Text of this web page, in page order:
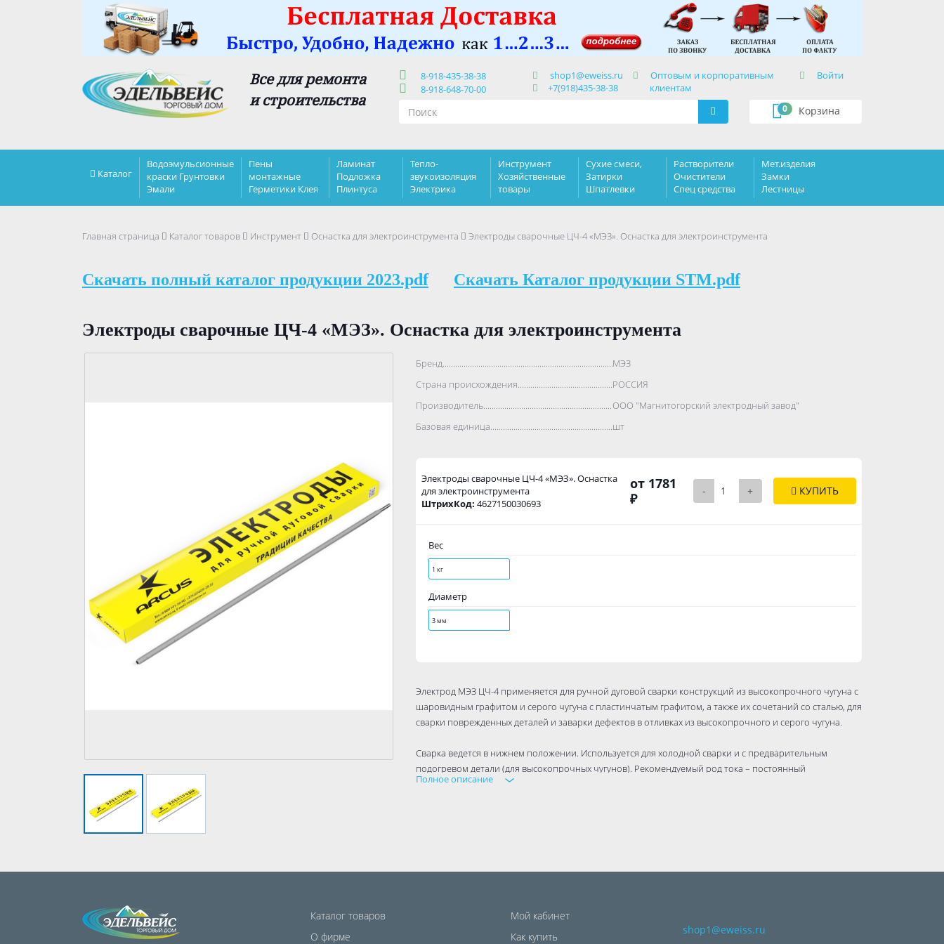
Все для ремонта
и строительства
8-918-435-38-38
8-918-648-70-00
shop1@eweiss.ru
+7(918)435-38-38
Оптовым и корпоративным
клиентам
Войти
Корзина
0
Каталог
Водоэмульсионные
краски Грунтовки
Эмали
Пены
монтажные
Герметики Клея
Ламинат
Подложка
Плинтуса
Тепло-
звукоизоляция
Электрика
Инструмент
Хозяйственные
товары
Сухие смеси,
Затирки
Шпатлевки
Растворители
Очистители
Спец средства
Мет.изделия
Замки
Лестницы
Главная страница Каталог товаров Инструмент Оснастка для электроинструмента Электроды сварочные ЦЧ-4 «МЭЗ». Оснастка для электроинструмента
Скачать полный каталог продукции 2023.pdf Скачать Каталог продукции STM.pdf
Электроды сварочные ЦЧ-4 «МЭЗ». Оснастка для электроинструмента
Бренд..................................................................................МЭЗ
Страна происхождения..................................................................................
РОССИЯ
Производитель..................................................................................ООО "Магнитогорский электродный завод"
Базовая единица..................................................................................
шт
Электроды сварочные ЦЧ-4 «МЭЗ». Оснастка
для электроинструмента
ШтрихКод: 4627150030693
от 1781
₽
- + КУПИТЬ
Вес
1 кг
Диаметр
3 мм
Электрод МЭЗ ЦЧ-4 применяется для ручной дуговой сварки конструкций из высокопрочного чугуна с
шаровидным графитом и серого чугуна с пластинчатым графитом, а также их сочетаний со сталью, для
сварки поврежденных деталей и заварки дефектов в отливках из высокопрочного и серого чугуна.
Сварка ведется в нижнем положении. Используется для холодной сварки и с предварительным
подогревом детали (для высокопрочных чугунов). Рекомендуемый род тока – постоянный
(инверторный), возможно использование трансформаторного (при высоком напряжении холостого
Полное описание
Каталог товаров
О фирме
Мой кабинет
Как купить
shop1@eweiss.ru